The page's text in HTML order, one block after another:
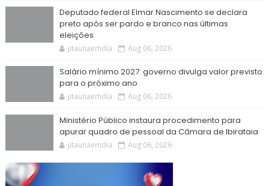
Deputado federal Elmar Nascimento se declara
preto após ser pardo e branco nas últimas
eleições
jitaunaemdia Aug 06, 2026
Salário mínimo 2027: governo divulga valor previsto
para o próximo ano
jitaunaemdia Aug 06, 2026
Ministério Público instaura procedimento para
apurar quadro de pessoal da Câmara de Ibirataia
jitaunaemdia Aug 06, 2026